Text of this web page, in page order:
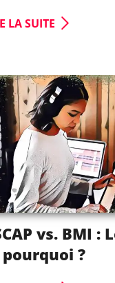
LA SUITE
vs. BMI :
?